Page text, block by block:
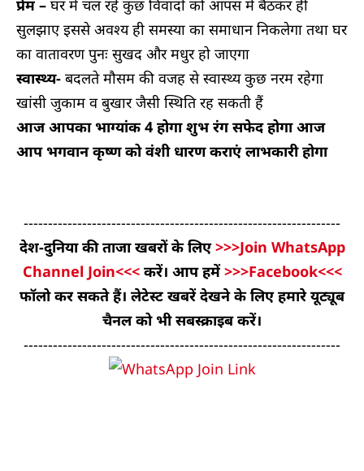
प्रेम – घर में चल रहे कुछ विवादों को आपस में बैठकर ही
सुलझाए इससे अवश्य ही समस्या का समाधान निकलेगा तथा घर
का वातावरण पुनः सुखद और मधुर हो जाएगा
स्वास्थ्य- बदलते मौसम की वजह से स्वास्थ्य कुछ नरम रहेगा
खांसी जुकाम व बुखार जैसी स्थिति रह सकती हैं
आज आपका भाग्यांक 4 होगा शुभ रंग सफेद होगा आज
आप भगवान कृष्ण को वंशी धारण कराएं लाभकारी होगा
-----------------------------------------------------------------
देश-दुनिया की ताजा खबरों के लिए>>>Join WhatsApp
Channel Join<<< करें। आप हमें>>>Facebook<<<
फॉलो कर सकते हैं। लेटेस्ट खबरें देखने के लिए हमारे यूट्यूब
चैनल को भी सबस्क्राइब करें।
-----------------------------------------------------------------